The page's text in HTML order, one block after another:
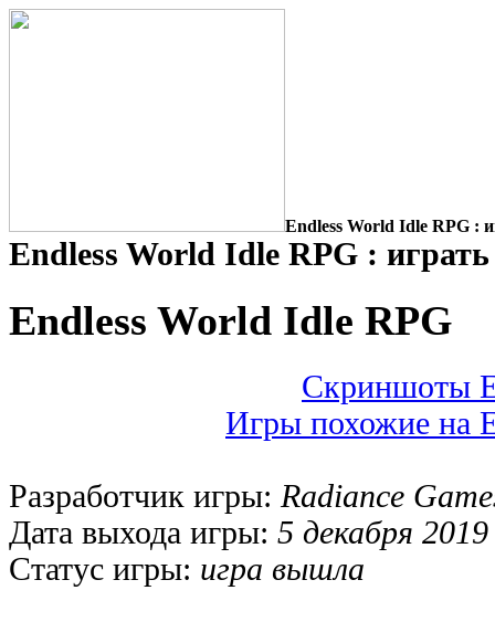
Endless World Idle RPG :
Endless World Idle RPG :
Endless World Idle RPG
Скриншоты
Игры похожие на
Разработчик игры: Radiance
Дата выхода игры: 5 декабря
Статус игры: игра вышла